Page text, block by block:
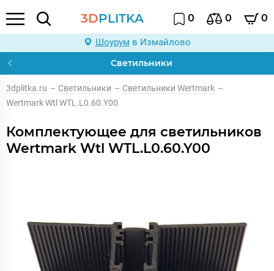
3DPLITKA 0 0 0
Шоурум в Измайлово
Светильники
3dplitka.ru – Светильники – Светильники Wertmark –
Wertmark Wtl WTL.L0.60.Y00
Комплектующее для светильников
Wertmark Wtl WTL.L0.60.Y00